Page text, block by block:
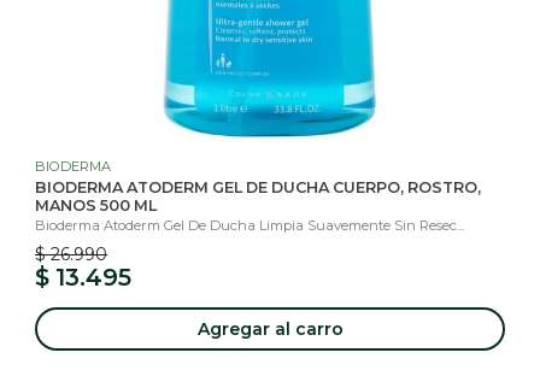
BIODERMA
BIODERMA ATODERM GEL DE DUCHA CUERPO, ROSTRO,
MANOS 500 ML
Bioderma Atoderm Gel De Ducha Limpia Suavemente Sin Resec...
$ 26.990
$ 13.495
Agregar al carro